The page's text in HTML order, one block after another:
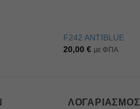
F242 ANTIBLUE
20,00€ με ΦΠΑ
ΛΟΓΑΡΙΑΣΜΌΣ